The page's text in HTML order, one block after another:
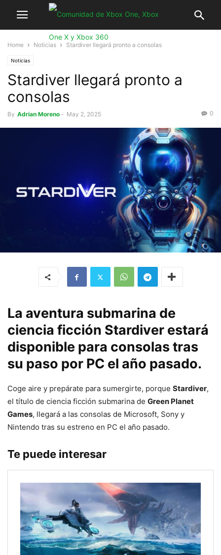
Home Noticias Stardiver llegará pronto a consolas
Noticias
Stardiver llegará pronto a
consolas
By Adrian Moreno - May 2, 2025 0
La aventura submarina de
ciencia ficción Stardiver estará
disponible para consolas tras
su paso por PC el año pasado.
Coge aire y prepárate para sumergirte, porque Stardiver,
el título de ciencia ficción submarina de Green Planet
Games, llegará a las consolas de Microsoft, Sony y
Nintendo tras su estreno en PC el año pasado.
Te puede interesar